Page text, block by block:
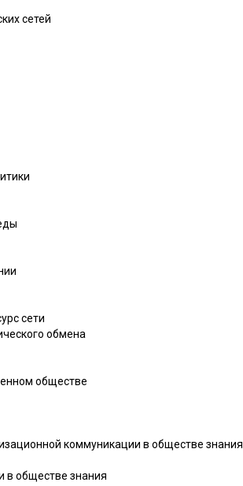
сетей
сети
обмена
обществе
коммуникации в обществе знания
в обществе знания